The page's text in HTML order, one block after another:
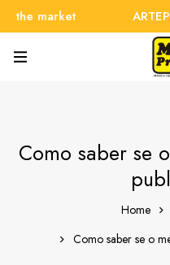
market
Como saber se
Home
Como saber se o